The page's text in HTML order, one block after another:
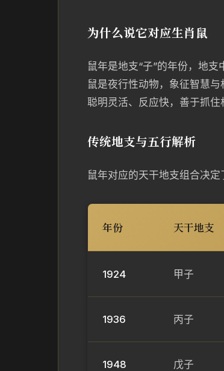
为什么说它对应生肖鼠
鼠年是地支“子”的年份，地支
鼠是夜行性动物，象征智慧
聪明灵活、反应快，善于抓住
传统地支与五行解析
鼠年对应的天干地支组合决定
年份 天干地支
1924 甲子
1936 丙子
1948 戊子